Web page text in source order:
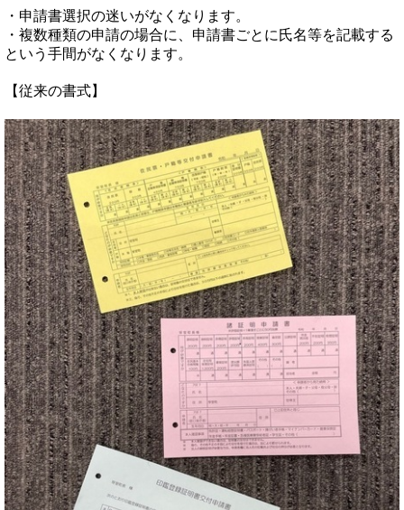
・申請書選択の迷いがなくなります。
・複数種類の申請の場合に、申請書ごとに氏名等を記載する
という手間がなくなります。
【従来の書式】